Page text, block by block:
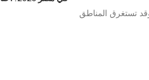
1 إلى 4 أيام عمل بعد الشحن؛ وقد تستغرق المناطق